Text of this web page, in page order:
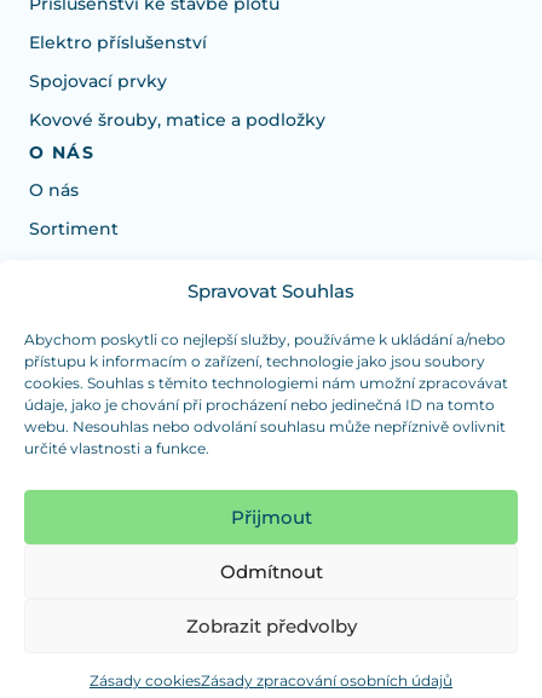
Spravovat Souhlas
Abychom poskytli co nejlepší služby, používáme k ukládání a/nebo
přístupu k informacím o zařízení, technologie jako jsou soubory
cookies. Souhlas s těmito technologiemi nám umožní zpracovávat
údaje, jako je chování při procházení nebo jedinečná ID na tomto
webu. Nesouhlas nebo odvolání souhlasu může nepříznivě ovlivnit
určité vlastnosti a funkce.
Přijmout
Odmítnout
Zobrazit předvolby
Zásady cookiesZásady zpracování osobních údajů
Elektro příslušenství
Spojovací prvky
Kovové šrouby, matice a podložky
O NÁS
O nás
Sortiment
Potřebujete poradit s výběrem?
Jsme tu pro vás Pondělí-Čtvrtek od: 7:30 - 15:30 hodin
a Pátek od 7:30 - 14:30 hodin
info@dualpraha.cz +420 725 802 767
(platba pouze v hotovosti)
Jsme tu pro vás Pondělí-Čtvrtek od: 7:30 - 15:30 hodin
a Pátek od 7:30 - 14:30 hodin